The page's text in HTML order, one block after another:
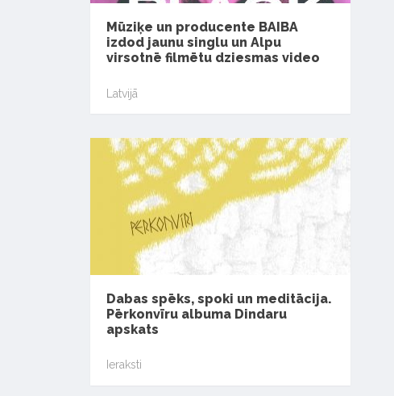
Mūziķe un producente BAIBA
izdod jaunu singlu un Alpu
virsotnē filmētu dziesmas video
Latvijā
Dabas spēks, spoki un meditācija.
Pērkonvīru albuma Dindaru
apskats
Ieraksti